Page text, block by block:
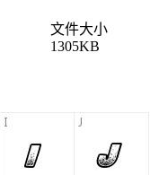
文件大小
1305KB